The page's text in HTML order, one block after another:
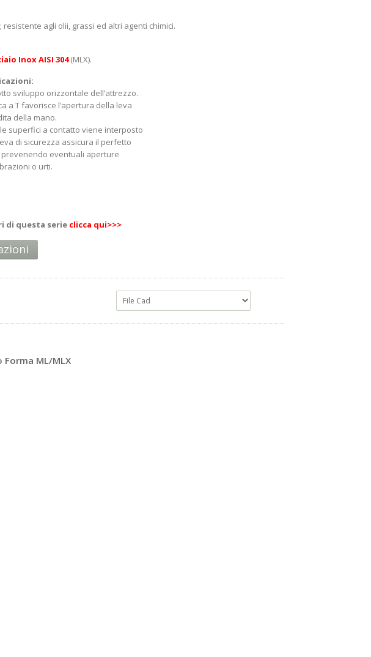
agli olii, grassi ed altri agenti chimici.
Inox AISI 304(MLX).
sviluppo orizzontale dell’attrezzo.
a T favorisce l’apertura della leva
della mano.
superfici a contatto viene interposto
di sicurezza assicura il perfetto
prevenendo eventuali aperture
o urti.
di questa serie clicca qui>>>
ML/MLX